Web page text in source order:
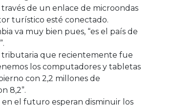
de un enlace de microondas
turístico esté conectado.
va muy bien pues, “es el país de
tributaria que recientemente fue
los computadores y tabletas
con 2,2 millones de
8,2”.
el futuro esperan disminuir los